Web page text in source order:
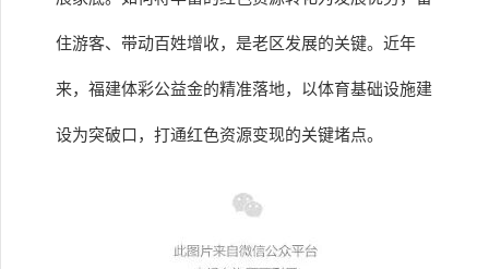
住游客、带动百姓增收，是老区发展的关键。近年
来，福建体彩公益金的精准落地，以体育基础设施建
设为突破口，打通红色资源变现的关键堵点。